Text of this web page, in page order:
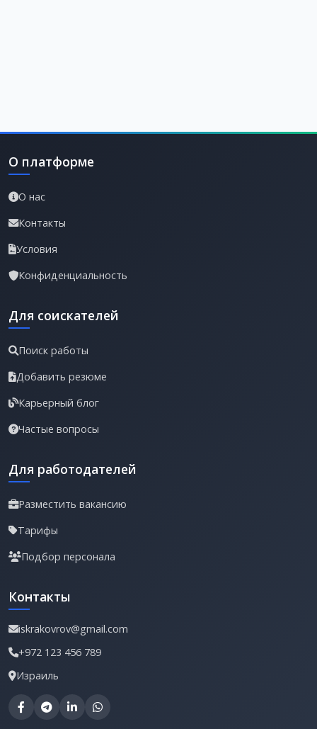
О платформе
О нас
Контакты
Условия
Конфиденциальность
Для соискателей
Поиск работы
Добавить резюме
Карьерный блог
Частые вопросы
Для работодателей
Разместить вакансию
Тарифы
Подбор персонала
Контакты
iskrakovrov@gmail.com
+972 123 456 789
Израиль